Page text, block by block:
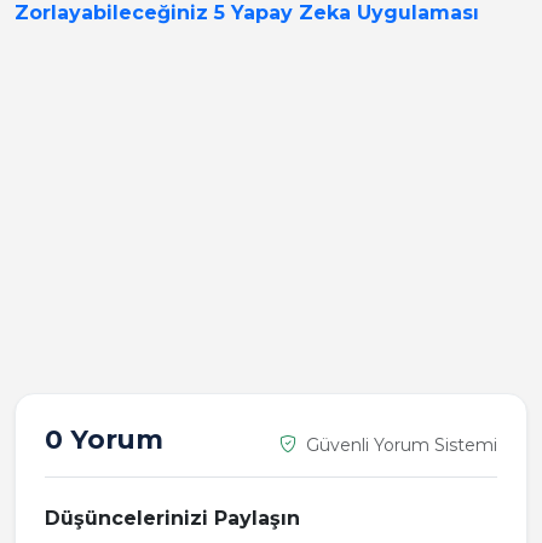
Zorlayabileceğiniz 5 Yapay Zeka Uygulaması
0 Yorum Güvenli Yorum Sistemi
Düşüncelerinizi Paylaşın